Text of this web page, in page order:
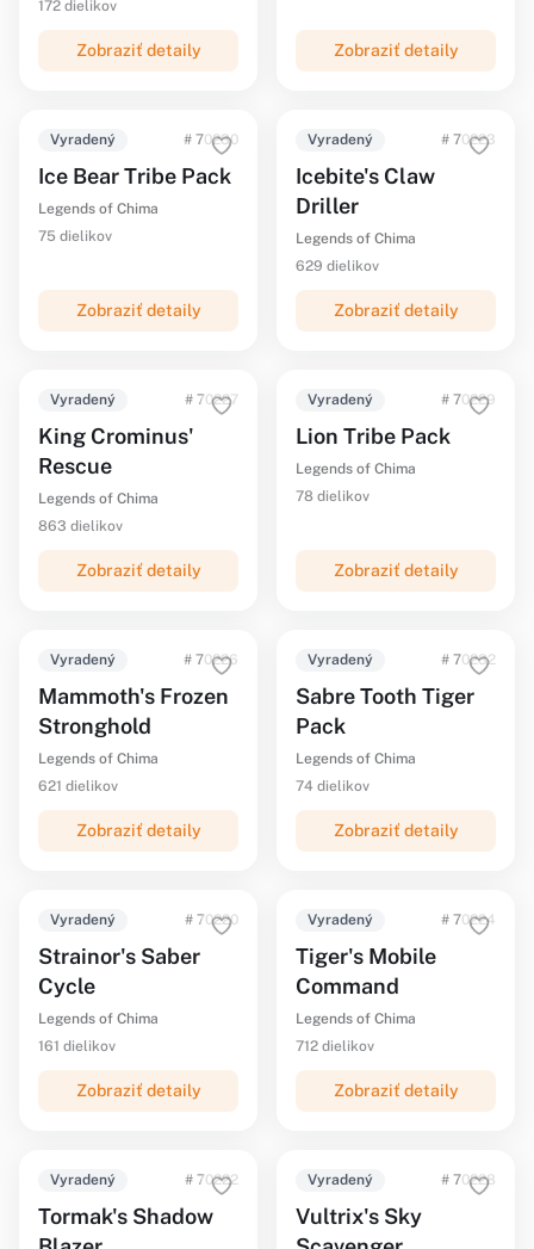
172 dielikov
Zobraziť detaily Zobraziť detaily
Vyradený # 70230
Ice Bear Tribe Pack
Legends of Chima
75 dielikov
Zobraziť detaily
Vyradený # 70223
Icebite's Claw
Driller
Legends of Chima
629 dielikov
Zobraziť detaily
Vyradený # 70227
King Crominus'
Rescue
Legends of Chima
863 dielikov
Zobraziť detaily
Vyradený # 70229
Lion Tribe Pack
Legends of Chima
78 dielikov
Zobraziť detaily
Vyradený # 70226
Mammoth's Frozen
Stronghold
Legends of Chima
621 dielikov
Zobraziť detaily
Vyradený # 70232
Sabre Tooth Tiger
Pack
Legends of Chima
74 dielikov
Zobraziť detaily
Vyradený # 70220
Strainor's Saber
Cycle
Legends of Chima
161 dielikov
Zobraziť detaily
Vyradený # 70224
Tiger's Mobile
Command
Legends of Chima
712 dielikov
Zobraziť detaily
Vyradený # 70222
Tormak's Shadow
Vyradený # 70228
Vultrix's Sky